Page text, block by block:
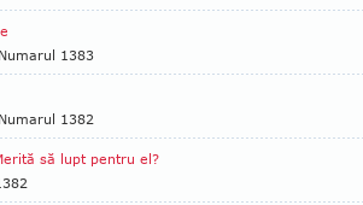
Numarul 1383
Numarul 1382
să lupt pentru el?